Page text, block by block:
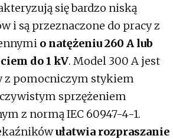
się bardzo niską
i są przeznaczone do pracy z
o natężeniu 260 A lub
do 1 kV. Model 300 A jest
z pomocniczym stykiem
sprzężeniem
z normą IEC 60947-4-1.
ułatwia rozpraszanie